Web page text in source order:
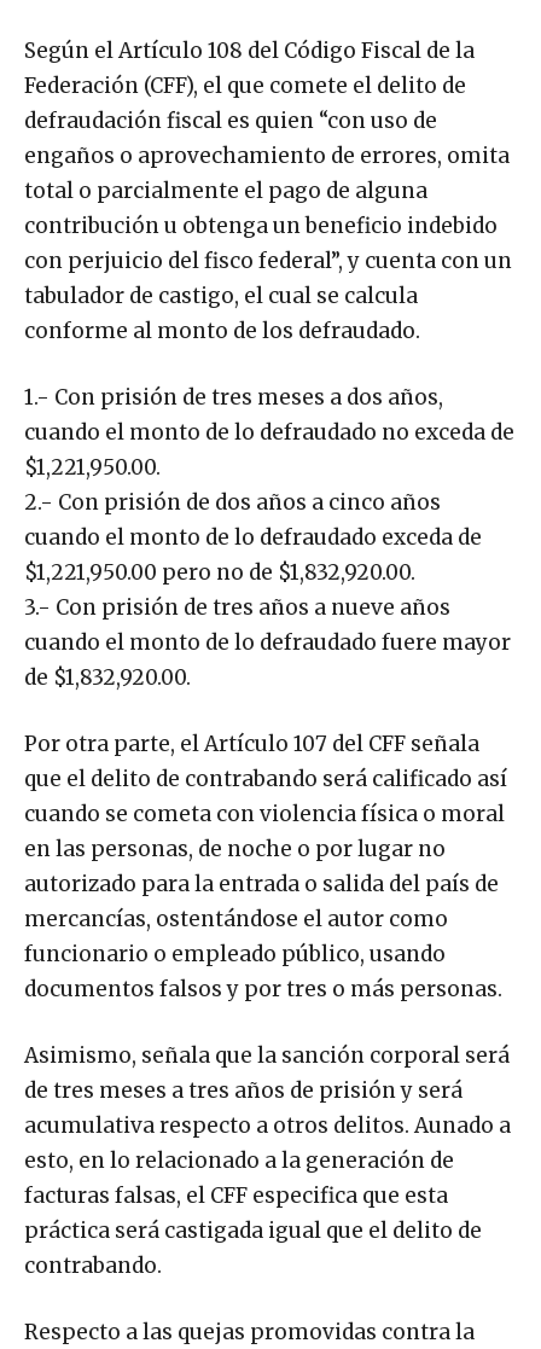
Según el Artículo 108 del Código Fiscal de la
Federación (CFF), el que comete el delito de
defraudación fiscal es quien “con uso de
engaños o aprovechamiento de errores, omita
total o parcialmente el pago de alguna
contribución u obtenga un beneficio indebido
con perjuicio del fisco federal”, y cuenta con un
tabulador de castigo, el cual se calcula
conforme al monto de los defraudado.
1.- Con prisión de tres meses a dos años,
cuando el monto de lo defraudado no exceda de
$1,221,950.00.
2.- Con prisión de dos años a cinco años
cuando el monto de lo defraudado exceda de
$1,221,950.00 pero no de $1,832,920.00.
3.- Con prisión de tres años a nueve años
cuando el monto de lo defraudado fuere mayor
de $1,832,920.00.
Por otra parte, el Artículo 107 del CFF señala
que el delito de contrabando será calificado así
cuando se cometa con violencia física o moral
en las personas, de noche o por lugar no
autorizado para la entrada o salida del país de
mercancías, ostentándose el autor como
funcionario o empleado público, usando
documentos falsos y por tres o más personas.
Asimismo, señala que la sanción corporal será
de tres meses a tres años de prisión y será
acumulativa respecto a otros delitos. Aunado a
esto, en lo relacionado a la generación de
facturas falsas, el CFF especifica que esta
práctica será castigada igual que el delito de
contrabando.
Respecto a las quejas promovidas contra la